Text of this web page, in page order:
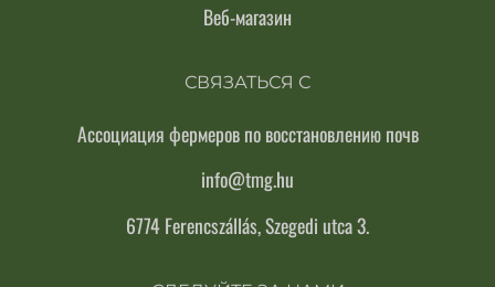
Веб-магазин
СВЯЗАТЬСЯ С
Ассоциация фермеров по восстановлению почв
info@tmg.hu
6774 Ferencszállás, Szegedi utca 3.